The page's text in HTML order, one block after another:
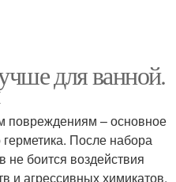
для ванной.
повреждениям – основное
После набора
боится воздействия
и агрессивных химикатов.